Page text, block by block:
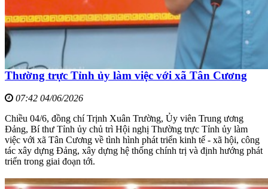
Thường trực Tỉnh ủy làm việc với xã Tân Cương
07:42 04/06/2026
Chiều 04/6, đồng chí Trịnh Xuân Trường, Ủy viên Trung ương
Đảng, Bí thư Tỉnh ủy chủ trì Hội nghị Thường trực Tỉnh ủy làm
việc với xã Tân Cương về tình hình phát triển kinh tế - xã hội, công
tác xây dựng Đảng, xây dựng hệ thống chính trị và định hướng phát
triển trong giai đoạn tới.